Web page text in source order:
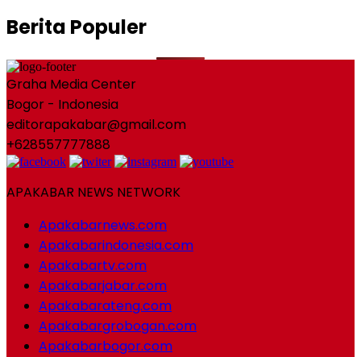
Berita Populer
Graha Media Center
Bogor - Indonesia
editorapakabar@gmail.com
+628557777888
APAKABAR NEWS NETWORK
Apakabarnews.com
Apakabarindonesia.com
Apakabartv.com
Apakabarjabar.com
Apakabarateng.com
Apakabargrobogan.com
Apakabarbogor.com